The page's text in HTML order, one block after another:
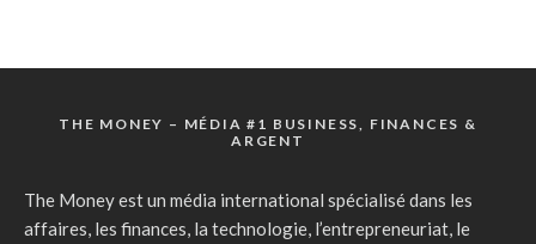
THE MONEY – MÉDIA #1 BUSINESS, FINANCES &
ARGENT
The Money est un média international spécialisé dans les
affaires, les finances, la technologie, l’entrepreneuriat, le